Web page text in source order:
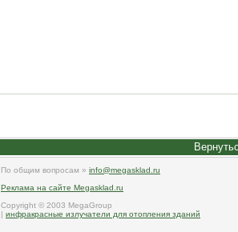
По общим вопросам » info@megasklad.ru
Реклама на сайте Megasklad.ru
Copyright © 2003 MegaGroup
| инфракрасные излучатели для отопления зданий